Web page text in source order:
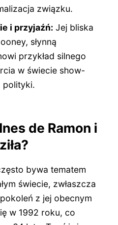
związku.
i przyjaźń: Jej bliska
słynną
przykład silnego
w świecie show-
polityki.
de Ramon i
bywa tematem
świecie, zwłaszcza
z jej obecnym
w 1992 roku, co